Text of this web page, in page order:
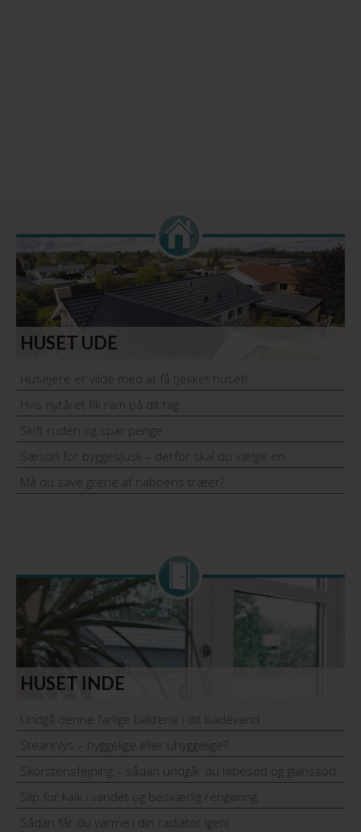
HUSET UDE
Husejere er vilde med at få tjekket huset!
Hvis nytåret fik ram på dit tag
Skift ruden og spar penge
Sæson for byggesjusk – derfor skal du vælge en
håndværker med garantiordning
Må du save grene af naboens træer?
HUSET INDE
Undgå denne farlige bakterie i dit badevand
Stearinlys – hyggelige eller uhyggelige?
Skorstensfejning – sådan undgår du løbesod og glanssod
Slip for kalk i vandet og besværlig rengøring
Sådan får du varme i din radiator igen!